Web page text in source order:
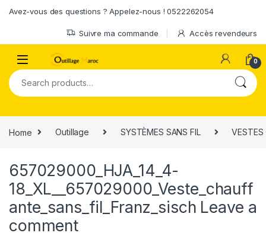
Avez-vous des questions ? Appelez-nous ! 0522262054
Suivre ma commande Accès revendeurs
0
Search for:
Home Outillage SYSTÈMES SANS FIL VESTES
657029000_HJA_14_4-
18_XL__657029000_Veste_chauff
ante_sans_fil_Franz_sisch Leave a
comment